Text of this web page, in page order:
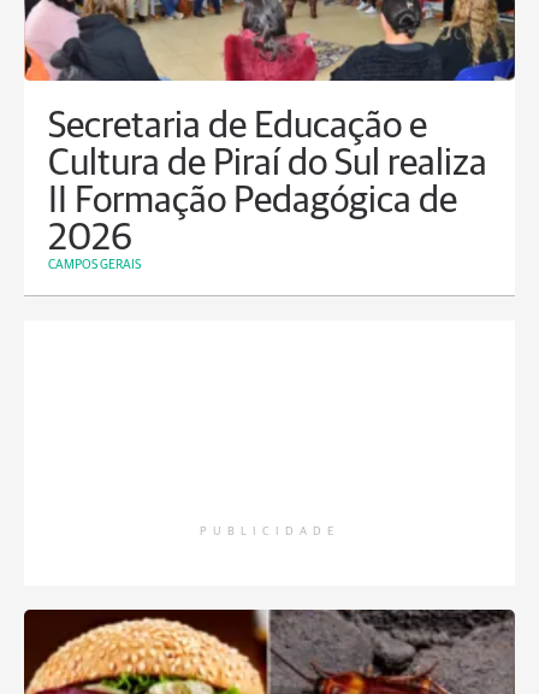
Secretaria de Educação e
Cultura de Piraí do Sul realiza
II Formação Pedagógica de
2026
CAMPOS GERAIS
PUBLICIDADE